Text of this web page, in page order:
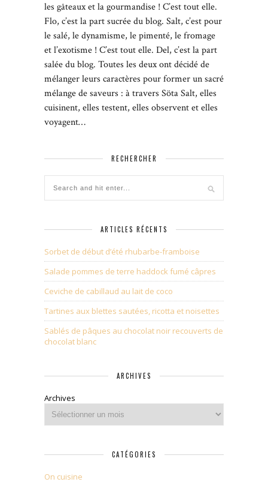
les gâteaux et la gourmandise ! C’est tout elle.
Flo, c’est la part sucrée du blog. Salt, c’est pour
le salé, le dynamisme, le pimenté, le fromage
et l’exotisme ! C’est tout elle. Del, c’est la part
salée du blog. Toutes les deux ont décidé de
mélanger leurs caractères pour former un sacré
mélange de saveurs : à travers Söta Salt, elles
cuisinent, elles testent, elles observent et elles
voyagent…
RECHERCHER
ARTICLES RÉCENTS
Sorbet de début d’été rhubarbe-framboise
Salade pommes de terre haddock fumé câpres
Ceviche de cabillaud au lait de coco
Tartines aux blettes sautées, ricotta et noisettes
Sablés de pâques au chocolat noir recouverts de
chocolat blanc
ARCHIVES
Archives
CATÉGORIES
On cuisine